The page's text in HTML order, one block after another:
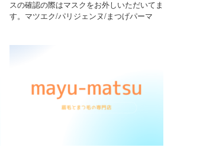
スの確認の際はマスクをお外しいただいてま
す。マツエク/パリジェンヌ/まつげパーマ